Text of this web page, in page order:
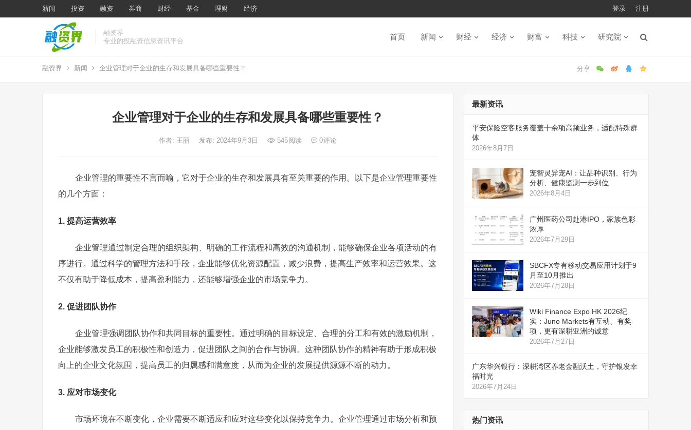
新闻 投资 融资 券商 财经 基金 理财 经济 登录 注册
融资界
专业的投融资信息资讯平台
首页 新闻 财经 经济 财富 科技 研究院
融资界 新闻 企业管理对于企业的生存和发展具备哪些重要性？
企业管理对于企业的生存和发展具备哪些重要性？
作者: 王丽 发布: 2024年9月3日 545阅读 0评论
企业管理的重要性不言而喻，它对于企业的生存和发展具有至关重要的作用。以下是企业管理重要性
的几个方面：
1. 提高运营效率
企业管理通过制定合理的组织架构、明确的工作流程和高效的沟通机制，能够确保企业各项活动的有
序进行。通过科学的管理方法和手段，企业能够优化资源配置，减少浪费，提高生产效率和运营效果。这
不仅有助于降低成本，提高盈利能力，还能够增强企业的市场竞争力。
2. 促进团队协作
企业管理强调团队协作和共同目标的重要性。通过明确的目标设定、合理的分工和有效的激励机制，
企业能够激发员工的积极性和创造力，促进团队之间的合作与协调。这种团队协作的精神有助于形成积极
向上的企业文化氛围，提高员工的归属感和满意度，从而为企业的发展提供源源不断的动力。
3. 应对市场变化
市场环境在不断变化，企业需要不断适应和应对这些变化以保持竞争力。企业管理通过市场分析和预
最新资讯
平安保险空客服务覆盖十余项高频业务，适配特殊群
体
2026年8月7日
宠智灵异宠AI：让品种识别、行为
分析、健康监测一步到位
2026年8月4日
广州医药公司赴港IPO，家族色彩
浓厚
2026年7月29日
SBCFX专有移动交易应用计划于9
月至10月推出
2026年7月28日
Wiki Finance Expo HK 2026纪
实：Juno Markets有互动、有奖
项，更有深耕亚洲的诚意
2026年7月27日
广东华兴银行：深耕湾区养老金融沃土，守护银发幸
福时光
2026年7月24日
热门资讯